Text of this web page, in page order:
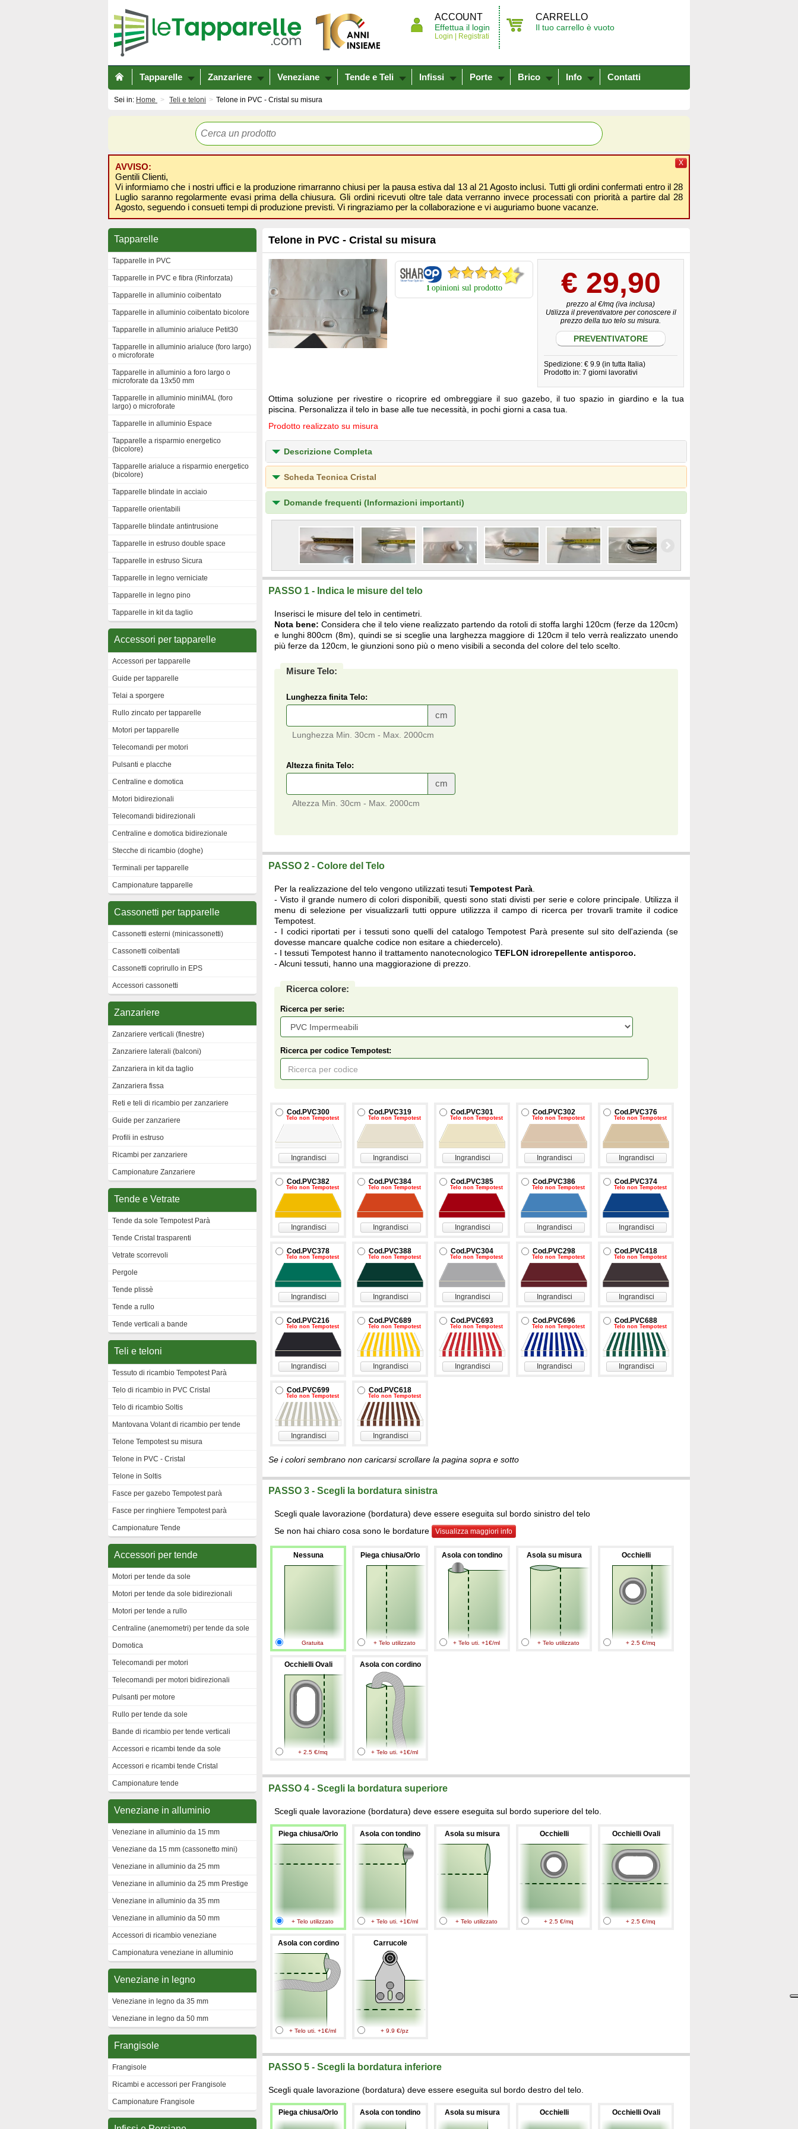
ACCOUNT
Effettua il login
Login | Registrati
CARRELLO
Il tuo carrello è vuoto
Tapparelle Zanzariere Veneziane Tende e Teli Infissi Porte Brico Info Contatti
Sei in: Home Teli e teloni Telone in PVC - Cristal su misura
AVVISO:
Gentili Clienti,
Vi informiamo che i nostri uffici e la produzione rimarranno chiusi per la pausa estiva dal 13 al 21 Agosto inclusi. Tutti gli ordini confermati entro il 28
Luglio saranno regolarmente evasi prima della chiusura. Gli ordini ricevuti oltre tale data verranno invece processati con priorità a partire dal 28
Agosto, seguendo i consueti tempi di produzione previsti. Vi ringraziamo per la collaborazione e vi auguriamo buone vacanze.
X
Tapparelle
Tapparelle in PVC
Tapparelle in PVC e fibra (Rinforzata)
Tapparelle in alluminio coibentato
Tapparelle in alluminio coibentato bicolore
Tapparelle in alluminio arialuce Petit30
Tapparelle in alluminio arialuce (foro largo)
o microforate
Tapparelle in alluminio a foro largo o
microforate da 13x50 mm
Tapparelle in alluminio miniMAL (foro
largo) o microforate
Tapparelle in alluminio Espace
Tapparelle a risparmio energetico
(bicolore)
Tapparelle arialuce a risparmio energetico
(bicolore)
Tapparelle blindate in acciaio
Tapparelle orientabili
Tapparelle blindate antintrusione
Tapparelle in estruso double space
Tapparelle in estruso Sicura
Tapparelle in legno verniciate
Tapparelle in legno pino
Tapparelle in kit da taglio
Accessori per tapparelle
Accessori per tapparelle
Guide per tapparelle
Telai a sporgere
Rullo zincato per tapparelle
Motori per tapparelle
Telecomandi per motori
Pulsanti e placche
Centraline e domotica
Motori bidirezionali
Telecomandi bidirezionali
Centraline e domotica bidirezionale
Stecche di ricambio (doghe)
Terminali per tapparelle
Campionature tapparelle
Cassonetti per tapparelle
Cassonetti esterni (minicassonetti)
Cassonetti coibentati
Cassonetti coprirullo in EPS
Accessori cassonetti
Zanzariere
Zanzariere verticali (finestre)
Zanzariere laterali (balconi)
Zanzariera in kit da taglio
Zanzariera fissa
Reti e teli di ricambio per zanzariere
Guide per zanzariere
Profili in estruso
Ricambi per zanzariere
Campionature Zanzariere
Tende e Vetrate
Tende da sole Tempotest Parà
Tende Cristal trasparenti
Vetrate scorrevoli
Pergole
Tende plissè
Tende a rullo
Tende verticali a bande
Teli e teloni
Tessuto di ricambio Tempotest Parà
Telo di ricambio in PVC Cristal
Telo di ricambio Soltis
Mantovana Volant di ricambio per tende
Telone Tempotest su misura
Telone in PVC - Cristal
Telone in Soltis
Fasce per gazebo Tempotest parà
Fasce per ringhiere Tempotest parà
Campionature Tende
Accessori per tende
Motori per tende da sole
Motori per tende da sole bidirezionali
Motori per tende a rullo
Centraline (anemometri) per tende da sole
Domotica
Telecomandi per motori
Telecomandi per motori bidirezionali
Pulsanti per motore
Rullo per tende da sole
Bande di ricambio per tende verticali
Accessori e ricambi tende da sole
Accessori e ricambi tende Cristal
Campionature tende
Veneziane in alluminio
Veneziane in alluminio da 15 mm
Veneziane da 15 mm (cassonetto mini)
Veneziane in alluminio da 25 mm
Veneziane in alluminio da 25 mm Prestige
Veneziane in alluminio da 35 mm
Veneziane in alluminio da 50 mm
Accessori di ricambio veneziane
Campionatura veneziane in alluminio
Veneziane in legno
Veneziane in legno da 35 mm
Veneziane in legno da 50 mm
Frangisole
Frangisole
Ricambi e accessori per Frangisole
Campionature Frangisole
Telone in PVC - Cristal su misura
1 opinioni sul prodotto € 29,90
prezzo al €/mq (iva inclusa)
Utilizza il preventivatore per conoscere il
prezzo della tuo telo su misura.
PREVENTIVATORE
Spedizione: € 9.9 (in tutta Italia)
Prodotto in: 7 giorni lavorativi
Ottima soluzione per rivestire o ricoprire ed ombreggiare il suo gazebo, il tuo spazio in giardino e la tua
piscina. Personalizza il telo in base alle tue necessità, in pochi giorni a casa tua.
Prodotto realizzato su misura
Descrizione Completa
Scheda Tecnica Cristal
Domande frequenti (Informazioni importanti)
PASSO 1 - Indica le misure del telo
Inserisci le misure del telo in centimetri.
Nota bene: Considera che il telo viene realizzato partendo da rotoli di stoffa larghi 120cm (ferze da 120cm)
e lunghi 800cm (8m), quindi se si sceglie una larghezza maggiore di 120cm il telo verrà realizzato unendo
più ferze da 120cm, le giunzioni sono più o meno visibili a seconda del colore del telo scelto.
Misure Telo:
Lunghezza finita Telo:
cm
Lunghezza Min. 30cm - Max. 2000cm
Altezza finita Telo:
cm
Altezza Min. 30cm - Max. 2000cm
PASSO 2 - Colore del Telo
Per la realizzazione del telo vengono utilizzati tesuti Tempotest Parà
- Visto il grande numero di colori disponibili, questi sono stati divisti per serie e colore principale. Utilizza il
menu di selezione per visualizzarli tutti oppure utilizzza il campo di ricerca per trovarli tramite il codice
Tempotest.
- I codici riportati per i tessuti sono quelli del catalogo Tempotest Parà presente sul sito dell'azienda (se
dovesse mancare qualche codice non esitare a chiedercelo).
- I tessuti Tempotest hanno il trattamento nanotecnologico TEFLON idrorepellente antisporco.
- Alcuni tessuti, hanno una maggiorazione di prezzo.
Ricerca colore:
Ricerca per serie:
Ricerca per codice Tempotest:
Cod.PVC300
Telo non Tempotest
Ingrandisci
Cod.PVC319
Telo non Tempotest
Ingrandisci
Cod.PVC301
Telo non Tempotest
Ingrandisci
Cod.PVC302
Telo non Tempotest
Ingrandisci
Cod.PVC376
Telo non Tempotest
Ingrandisci
Cod.PVC382
Telo non Tempotest
Ingrandisci
Cod.PVC384
Telo non Tempotest
Ingrandisci
Cod.PVC385
Telo non Tempotest
Ingrandisci
Cod.PVC386
Telo non Tempotest
Ingrandisci
Cod.PVC374
Telo non Tempotest
Ingrandisci
Cod.PVC378
Telo non Tempotest
Ingrandisci
Cod.PVC388
Telo non Tempotest
Ingrandisci
Cod.PVC304
Telo non Tempotest
Ingrandisci
Cod.PVC298
Telo non Tempotest
Ingrandisci
Cod.PVC418
Telo non Tempotest
Ingrandisci
Cod.PVC216
Telo non Tempotest
Ingrandisci
Cod.PVC689
Telo non Tempotest
Ingrandisci
Cod.PVC693
Telo non Tempotest
Ingrandisci
Cod.PVC696
Telo non Tempotest
Ingrandisci
Cod.PVC688
Telo non Tempotest
Ingrandisci
Cod.PVC699
Telo non Tempotest
Ingrandisci
Cod.PVC618
Telo non Tempotest
Ingrandisci
Se i colori sembrano non caricarsi scrollare la pagina sopra e sotto
PASSO 3 - Scegli la bordatura sinistra
Scegli quale lavorazione (bordatura) deve essere eseguita sul bordo sinistro del telo
Se non hai chiaro cosa sono le bordature
Visualizza maggiori info
Nessuna
Gratuita
Piega chiusa/Orlo
+ Telo utilizzato
Asola con tondino
+ Telo uti. +1€/ml
Asola su misura
+ Telo utilizzato
Occhielli
+ 2.5 €/mq
Occhielli Ovali
+ 2.5 €/mq
Asola con cordino
+ Telo uti. +1€/ml
PASSO 4 - Scegli la bordatura superiore
Scegli quale lavorazione (bordatura) deve essere eseguita sul bordo superiore del telo.
Piega chiusa/Orlo
+ Telo utilizzato
Asola con tondino
+ Telo uti. +1€/ml
Asola su misura
+ Telo utilizzato
Occhielli
+ 2.5 €/mq
Occhielli Ovali
+ 2.5 €/mq
Asola con cordino
+ Telo uti. +1€/ml
Carrucole
+ 9.9 €/pz
PASSO 5 - Scegli la bordatura inferiore
Scegli quale lavorazione (bordatura) deve essere eseguita sul bordo destro del telo.
Piega chiusa/Orlo Asola con tondino Asola su misura Occhielli Occhielli Ovali